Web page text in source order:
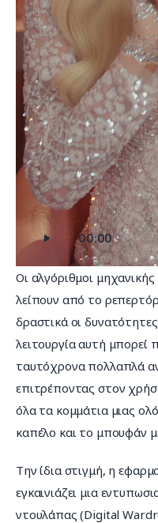
00:00
Οι αλγόριθμοι
λείπουν από το
δραστικά οι
λειτουργία αυτή μπορεί
ταυτόχρονα πολλαπλά
επιτρέποντας στον
όλα τα κομμάτια μιας
καπέλο και το μπουφάν
Την ίδια στιγμή, η
εγκαινιάζει μια
ντουλάπας (Digital